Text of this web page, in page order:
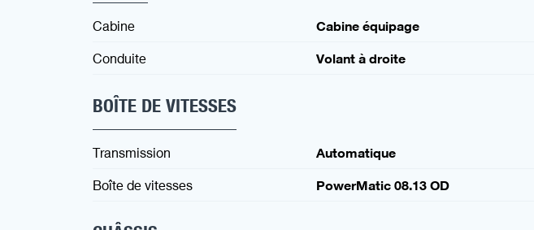
Cabine
Cabine équipage
Conduite
Volant à droite
BOÎTE DE VITESSES
Transmission
Automatique
Boîte de vitesses
PowerMatic 08.13 OD